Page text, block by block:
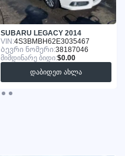
SUBARU LEGACY 2014
VIN:4S3BMBH62E3035467
Ბევრი ნომერი:38187046
მიმდინარე ბიდი:$0.00
დაბიდეთ ახლა